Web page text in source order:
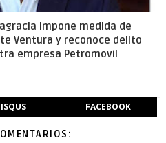
impone medida de
Ventura y reconoce delito
empresa Petromovil
FACEBOOK